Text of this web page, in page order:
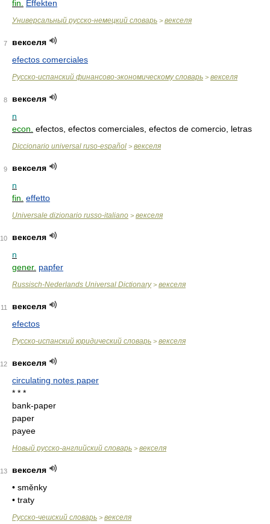
fin.
Effekten
Универсальный русско-немецкий словарь > векселя
7
векселя
efectos comerciales
Русско-испанский финансово-экономическому словарь > векселя
8
векселя
n
econ. efectos, efectos comerciales, efectos de comercio, letras
Diccionario universal ruso-español > векселя
9
векселя
n
fin. effetto
Universale dizionario russo-italiano > векселя
10
векселя
n
gener. papfer
Russisch-Nederlands Universal Dictionary> векселя
11
векселя
efectos
Русско-испанский юридический словарь > векселя
12
векселя
circulating notes paper
* * *
bank-paper
paper
payee
Новый русско-английский словарь > векселя
13
векселя
• směnky
• traty
Русско-чешский словарь > векселя